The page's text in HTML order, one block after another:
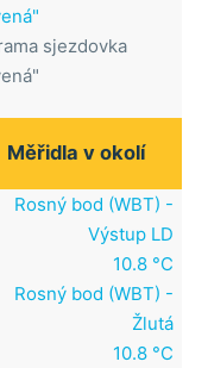
sjezdovka
Měřidla v okolí
Rosný bod (WBT) -
Výstup LD
10.8 °C
Rosný bod (WBT) -
Žlutá
10.8 °C